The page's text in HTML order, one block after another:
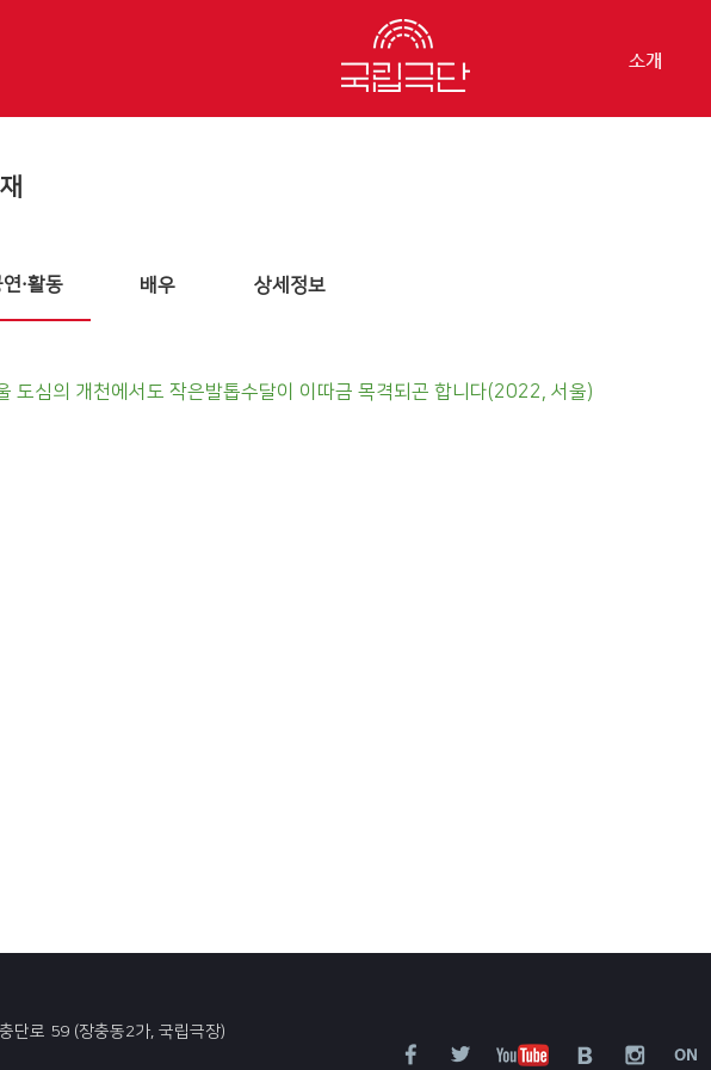
소개
·활동 배우 상세정보
도심의 개천에서도 작은발톱수달이 이따금 목격되곤 합니다(2022, 서울)
단로 59 (장충동2가, 국립극장)